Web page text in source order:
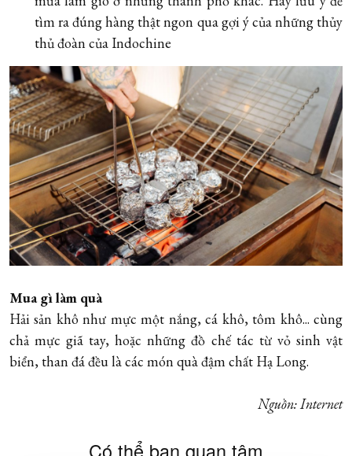
tìm ra đúng hàng thật ngon qua gợi ý của những thủy
thủ đoàn của Indochine
Mua gì làm quà
Hải sản khô như mực một nắng, cá khô, tôm khô... cùng
chả mực giã tay, hoặc những đồ chế tác từ vỏ sinh vật
biển, than đá đều là các món quà đậm chất Hạ Long.
Nguồn: Internet
Có thể bạn quan tâm